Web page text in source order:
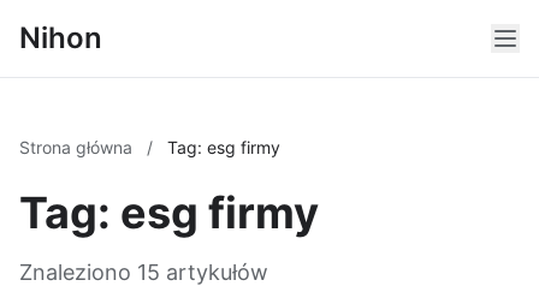
Nihon
Strona główna / Tag: esg firmy
Tag: esg firmy
Znaleziono 15 artykułów